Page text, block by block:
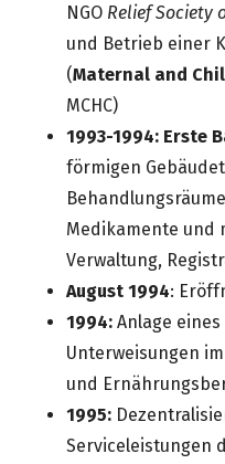
NGO Relief Society
und Betrieb einer
(Maternal and
MCHC)
1993-1994: Erste
förmigen
Medikamente und
Verwaltung,
August 1994:
1994: Anlage
Unterweisungen
und
1995:
Serviceleistungen